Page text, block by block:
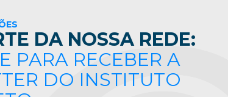
DA NOSSA REDE:
PARA RECEBER A
DO INSTITUTO